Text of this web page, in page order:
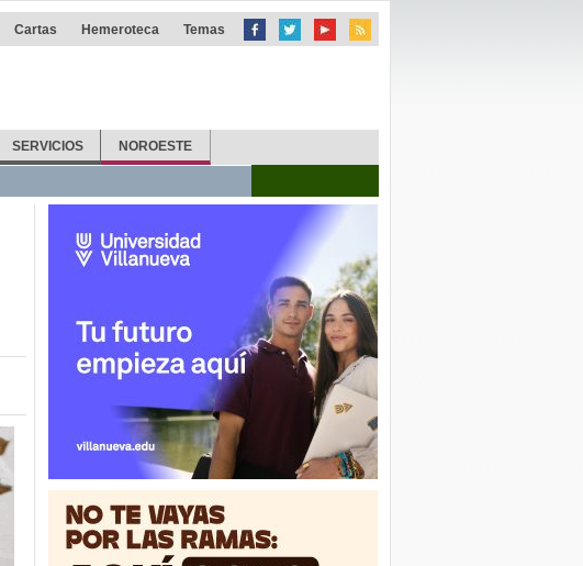
Cartas Hemeroteca Temas
SERVICIOS NOROESTE